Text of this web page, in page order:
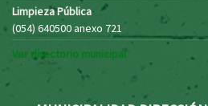
Limpieza Pública
(054) 640500 anexo 721
Ver directorio municipal